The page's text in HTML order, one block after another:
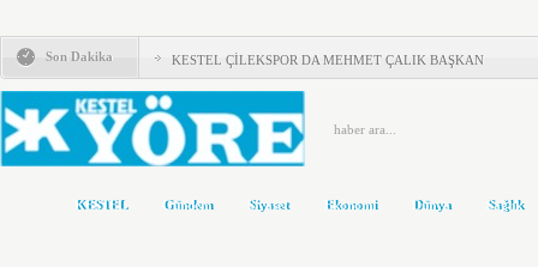
Son Dakika KESTEL ÇİLEKSPOR DA MEHMET ÇALIK BAŞKAN
Kestel’de Eğitim Caddesi baştan sona yenilendi
Türkiye Yeni Bir siyasi Dönemin Eşiğinde
KESTEL Gündem Siyaset Ekonomi Dünya Sağlık